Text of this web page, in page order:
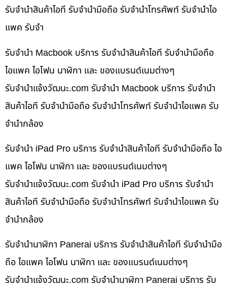
รับจำนำสินค้าไอที รับจำนำมือถือ รับจำนำโทรศัพท์ รับจำนำไอ
แพค รับจำ
รับจำนำ Macbook บริการ รับจำนำสินค้าไอที รับจำนำมือถือ
ไอแพค ไอโฟน นาฬิกา และ ของแบรนด์เนมต่างๆ
รับจํานําแจ้งวัฒนะ.com รับจำนำ Macbook บริการ รับจำนำ
สินค้าไอที รับจำนำมือถือ รับจำนำโทรศัพท์ รับจำนำไอแพค รับ
จำนำกล้อง
รับจำนำ iPad Pro บริการ รับจำนำสินค้าไอที รับจำนำมือถือ ไอ
แพค ไอโฟน นาฬิกา และ ของแบรนด์เนมต่างๆ
รับจํานําแจ้งวัฒนะ.com รับจำนำ iPad Pro บริการ รับจำนำ
สินค้าไอที รับจำนำมือถือ รับจำนำโทรศัพท์ รับจำนำไอแพค รับ
จำนำกล้อง
รับจำนำนาฬิกา Panerai บริการ รับจำนำสินค้าไอที รับจำนำมือ
ถือ ไอแพค ไอโฟน นาฬิกา และ ของแบรนด์เนมต่างๆ
รับจํานําแจ้งวัฒนะ.com รับจำนำนาฬิกา Panerai บริการ รับ